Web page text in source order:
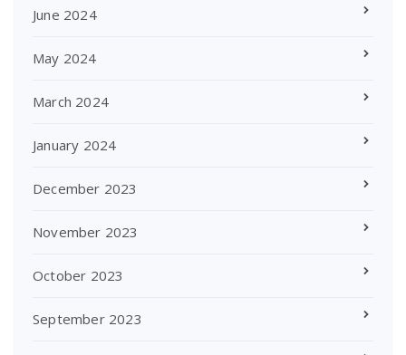
June 2024
May 2024
March 2024
January 2024
December 2023
November 2023
October 2023
September 2023